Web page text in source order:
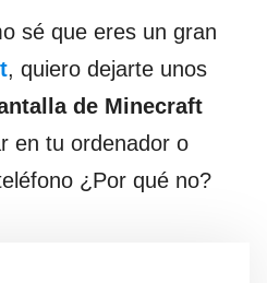
sé que eres un gran
, quiero dejarte unos
de Minecraft
en tu ordenador o
¿Por qué no?